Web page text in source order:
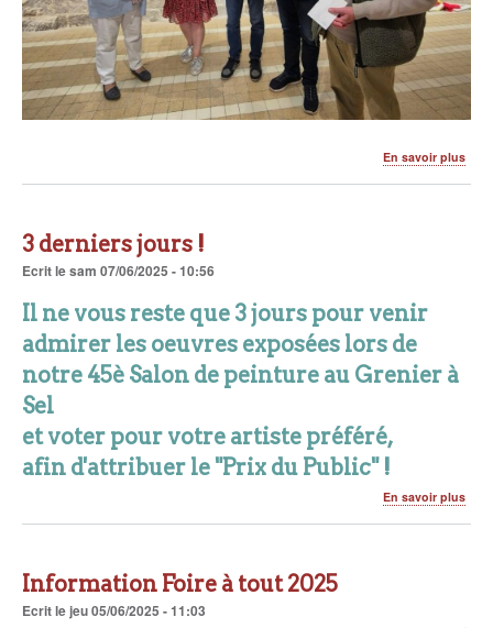
En savoir plussur
3 derniers jours !
Ecritlesam 07/06/2025 - 10:56
Il ne vous reste que 3 jours pour venir
admirer les oeuvres exposées lors de
notre 45è Salon de peinture au Grenier à
Sel
et voter pour votre artiste préféré,
afin d'attribuer le "Prix du Public" !
En savoir plussur
Information Foire à tout 2025
Ecritlejeu 05/06/2025 - 11:03